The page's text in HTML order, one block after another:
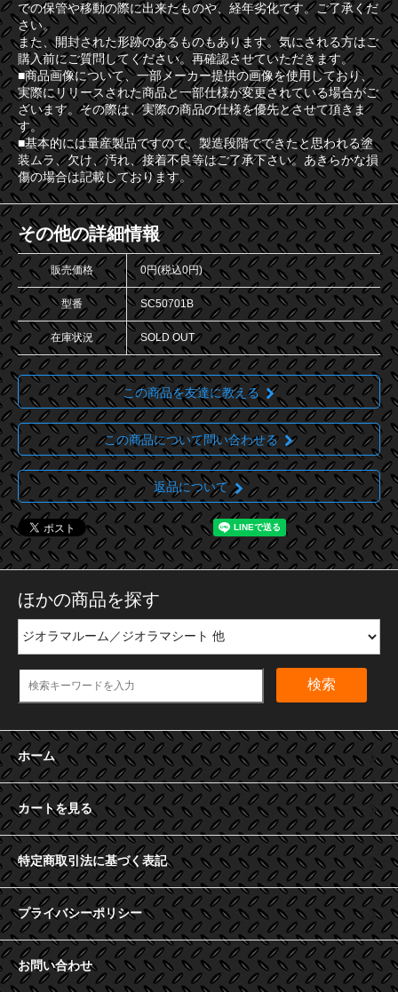
での保管や移動の際に出来たものや、経年劣化です。ご了承くだ
さい。
また、開封された形跡のあるものもあります。気にされる方はご
購入前にご質問してください。再確認させていただきます。
■商品画像について、一部メーカー提供の画像を使用しており、
実際にリリースされた商品と一部仕様が変更されている場合がご
ざいます。その際は、実際の商品の仕様を優先とさせて頂きま
す。
■基本的には量産製品ですので、製造段階でできたと思われる塗
装ムラ、欠け、汚れ、接着不良等はご了承下さい。あきらかな損
傷の場合は記載しております。
その他の詳細情報
販売価格 0円(税込0円)
型番 SC50701B
在庫状況 SOLD OUT
この商品を友達に教える
この商品について問い合わせる
返品について
ほかの商品を探す
検索
ホーム
カートを見る
特定商取引法に基づく表記
プライバシーポリシー
お問い合わせ